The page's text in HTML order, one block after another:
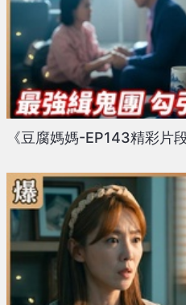
《豆腐媽媽-EP143精彩片